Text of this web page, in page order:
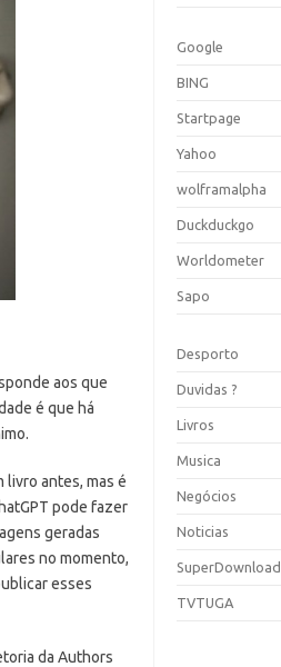
aos que
é que há
livro antes, mas é
pode fazer
geradas
no momento,
esses
da Authors
Google
BING
Startpage
Yahoo
wolframalpha
Duckduckgo
Worldometer
Sapo
Desporto
Duvidas ?
Livros
Musica
Negócios
Noticias
SuperDownload
TVTUGA